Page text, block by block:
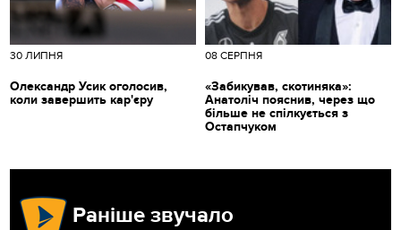
30 ЛИПНЯ
Олександр Усик оголосив,
коли завершить кар'єру
08 СЕРПНЯ
«Забикував, скотиняка»:
Анатоліч пояснив, через що
більше не спілкується з
Остапчуком
Раніше звучало